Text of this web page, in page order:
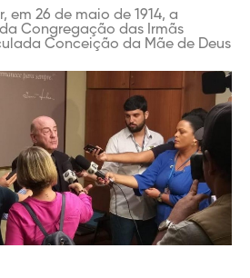
em 26 de maio de 1914, a
Congregação das Irmãs
Conceição da Mãe de Deus